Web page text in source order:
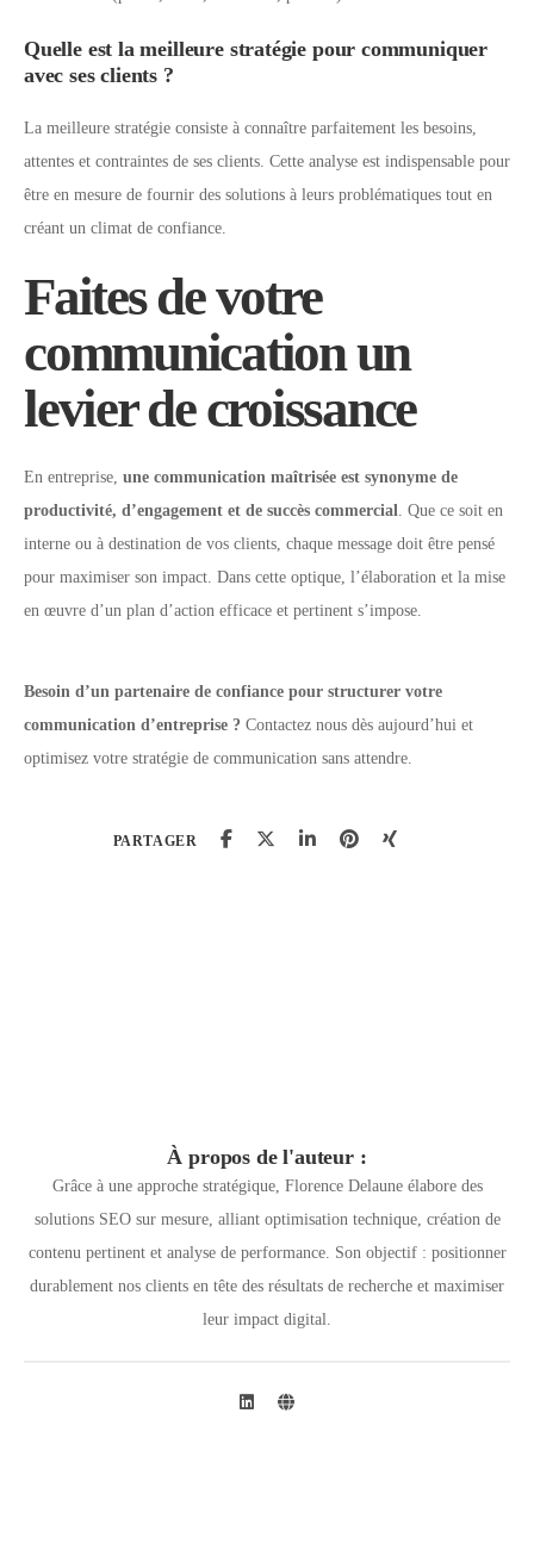
Quelle est la meilleure stratégie pour communiquer
avec ses clients ?
La meilleure stratégie consiste à connaître parfaitement les besoins,
attentes et contraintes de ses clients. Cette analyse est indispensable pour
être en mesure de fournir des solutions à leurs problématiques tout en
créant un climat de confiance.
Faites de votre
communication un
levier de croissance
En entreprise, une communication maîtrisée est synonyme de
productivité, d’engagement et de succès commercial. Que ce soit en
interne ou à destination de vos clients, chaque message doit être pensé
pour maximiser son impact. Dans cette optique, l’élaboration et la mise
en œuvre d’un plan d’action efficace et pertinent s’impose.
Besoin d’un partenaire de confiance pour structurer votre
communication d’entreprise ? Contactez nous dès aujourd’hui et
optimisez votre stratégie de communication sans attendre.
PARTAGER
À propos de l'auteur :
Grâce à une approche stratégique, Florence Delaune élabore des
solutions SEO sur mesure, alliant optimisation technique, création de
contenu pertinent et analyse de performance. Son objectif : positionner
durablement nos clients en tête des résultats de recherche et maximiser
leur impact digital.